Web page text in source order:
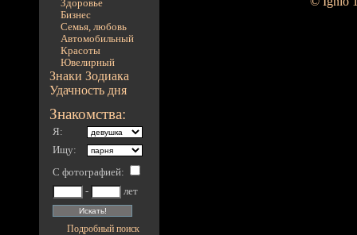
Здоровье
Бизнес
Семья, любовь
Автомобильный
Красоты
Ювелирный
Знаки Зодиака
Удачность дня
Знакомства:
Я:
Ищу:
С фотографией:
-
лет
Подробный поиск